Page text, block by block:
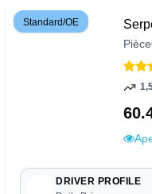
Standard/OE
Pièce
DRIVER PROFILE